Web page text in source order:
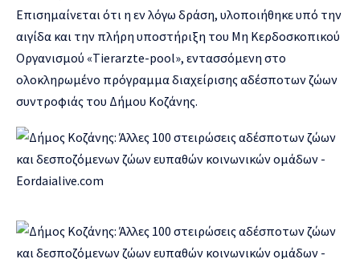
Επισημαίνεται ότι η εν λόγω δράση, υλοποιήθηκε υπό την
αιγίδα και την πλήρη υποστήριξη του Μη Κερδοσκοπικού
Οργανισμού «Tierarzte-pool», εντασσόμενη στο
ολοκληρωμένο πρόγραμμα διαχείρισης αδέσποτων ζώων
συντροφιάς του Δήμου Κοζάνης.